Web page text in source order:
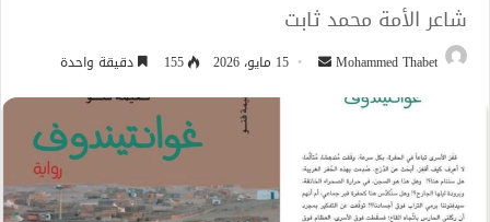
شاعر الأمة محمد ثابت
Mohammed Thabet
أرسل 15 مايو، 2026 155 دقيقة واحدة